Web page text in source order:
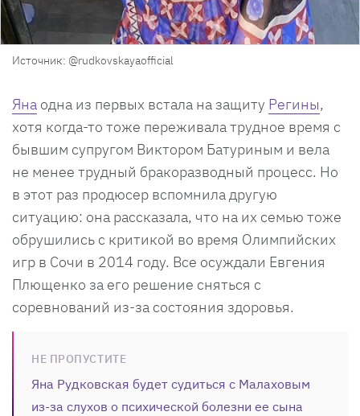
Источник: @rudkovskayaofficial
Яна одна из первых встала на защиту Регины,
хотя когда-то тоже переживала трудное время с
бывшим супругом Виктором Батуриным и вела
не менее трудный бракоразводный процесс. Но
в этот раз продюсер вспомнила другую
ситуацию: она рассказала, что на их семью тоже
обрушились с критикой во время Олимпийских
игр в Сочи в 2014 году. Все осуждали Евгения
Плющенко за его решение сняться с
соревнований из-за состояния здоровья.
НЕ ПРОПУСТИТЕ
Яна Рудковская будет судиться с Малаховым
из-за слухов о психической болезни ее сына